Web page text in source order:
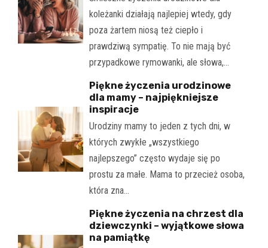
koleżanki działają najlepiej wtedy, gdy
poza żartem niosą też ciepło i
prawdziwą sympatię. To nie mają być
przypadkowe rymowanki, ale słowa,…
Piękne życzenia urodzinowe
dla mamy – najpiękniejsze
inspiracje
Urodziny mamy to jeden z tych dni, w
których zwykłe „wszystkiego
najlepszego” często wydaje się po
prostu za małe. Mama to przecież osoba,
która zna…
Piękne życzenia na chrzest dla
dziewczynki – wyjątkowe słowa
na pamiątkę